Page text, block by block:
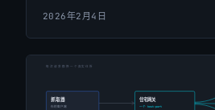
2026年2月4日